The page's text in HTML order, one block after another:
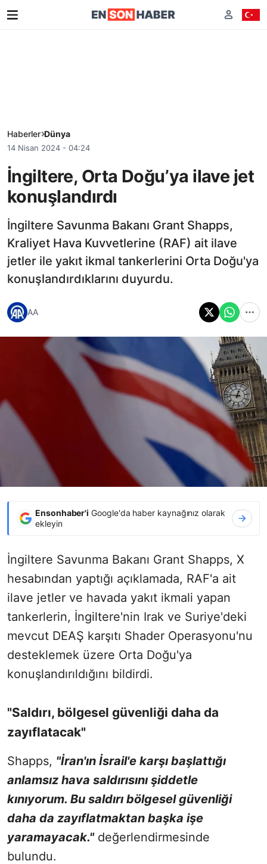
Haberler Dünya
14 Nisan 2024 - 04:24
İngiltere, Orta Doğu’ya ilave jet
konuşlandırdı
İngiltere Savunma Bakanı Grant Shapps,
Kraliyet Hava Kuvvetlerine (RAF) ait ilave
jetler ile yakıt ikmal tankerlerini Orta Doğu'ya
konuşlandırdıklarını duyurdu.
AA
Ensonhaber'i Google'da haber kaynağınız olarak
ekleyin
İngiltere Savunma Bakanı Grant Shapps, X
hesabından yaptığı açıklamada, RAF'a ait
ilave jetler ve havada yakıt ikmali yapan
tankerlerin, İngiltere'nin Irak ve Suriye'deki
mevcut DEAŞ karşıtı Shader Operasyonu'nu
desteklemek üzere Orta Doğu'ya
konuşlandırıldığını bildirdi.
"Saldırı, bölgesel güvenliği daha da
zayıflatacak"
Shapps, "İran'ın İsrail'e karşı başlattığı
anlamsız hava saldırısını şiddetle
kınıyorum. Bu saldırı bölgesel güvenliği
daha da zayıflatmaktan başka işe
yaramayacak."değerlendirmesinde
bulundu.